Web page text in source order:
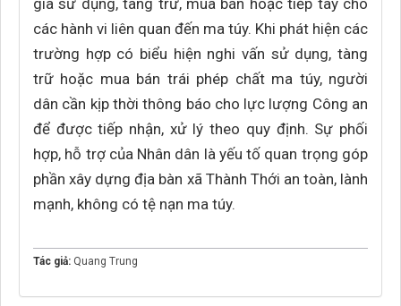
gia sử dụng, tàng trữ, mua bán hoặc tiếp tay cho
các hành vi liên quan đến ma túy. Khi phát hiện các
trường hợp có biểu hiện nghi vấn sử dụng, tàng
trữ hoặc mua bán trái phép chất ma túy, người
dân cần kịp thời thông báo cho lực lượng Công an
để được tiếp nhận, xử lý theo quy định. Sự phối
hợp, hỗ trợ của Nhân dân là yếu tố quan trọng góp
phần xây dựng địa bàn xã Thành Thới an toàn, lành
mạnh, không có tệ nạn ma túy.
Tác giả: Quang Trung